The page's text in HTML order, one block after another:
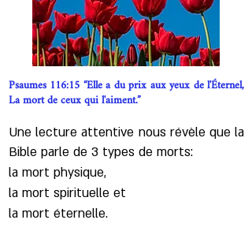
Psaumes 116:15 “Elle a du prix aux yeux de l'Éternel,
La mort de ceux qui l'aiment.”
Une lecture attentive nous révèle que la
Bible parle de 3 types de morts:
la mort physique,
la mort spirituelle et
la mort éternelle.